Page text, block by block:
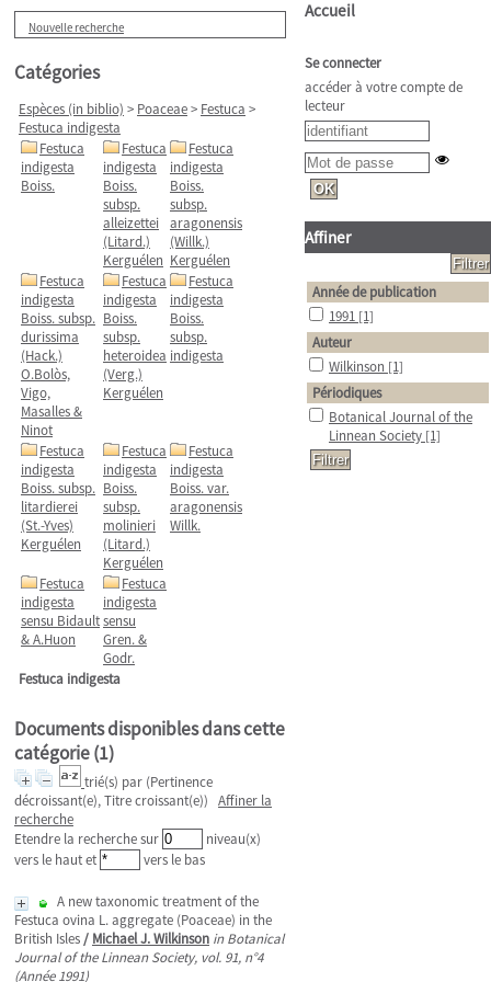
Nouvelle recherche
Catégories
Espèces (in biblio) > Poaceae> Festuca >
Festuca indigesta
Festuca
indigesta
Boiss.
Festuca
indigesta
Boiss.
subsp.
alleizettei
(Litard.)
Kerguélen
Festuca
indigesta
Boiss.
subsp.
aragonensis
(Willk.)
Kerguélen
Festuca
indigesta
Boiss. subsp.
durissima
(Hack.)
O.Bolòs,
Vigo,
Masalles &
Ninot
Festuca
indigesta
Boiss.
subsp.
heteroidea
(Verg.)
Kerguélen
Festuca
indigesta
Boiss.
subsp.
indigesta
Festuca
indigesta
Boiss. subsp.
litardierei
(St.-Yves)
Kerguélen
Festuca
indigesta
Boiss.
subsp.
molinieri
(Litard.)
Kerguélen
Festuca
indigesta
Boiss. var.
aragonensis
Willk.
Festuca
indigesta
sensu Bidault
& A.Huon
Festuca
indigesta
sensu
Gren. &
Godr.
Festuca indigesta
Documents disponibles dans cette
catégorie (1)
trié(s) par (Pertinence
décroissant(e), Titre croissant(e)) Affiner la
recherche
Etendre la recherche sur
niveau(x)
vers le haut et
vers le bas
A new taxonomic treatment of the
Festuca ovina L. aggregate (Poaceae) in the
British Isles/ Michael J. Wilkinson in Botanical
Journal of the Linnean Society, vol. 91, n°4
(Année 1991)
Accueil
Se connecter
accéder à votre compte de
lecteur
Affiner
Année de publication
1991 [1]
Auteur
Wilkinson [1]
Périodiques
Botanical Journal of the
Linnean Society [1]